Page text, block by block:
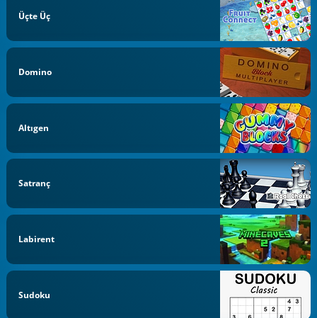
Üçte Üç
Domino
Altıgen
Satranç
Labirent
Sudoku